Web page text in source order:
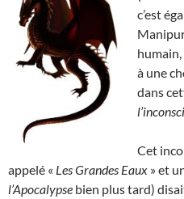
c’est
à une
dans
Cet
appelé « Les Grandes Eaux » et
l’Apocalypse bien plus tard)